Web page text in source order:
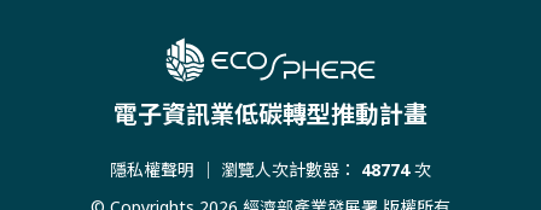
電子資訊業低碳轉型推動計畫
隱私權聲明 ｜ 瀏覽人次計數器： 48774次